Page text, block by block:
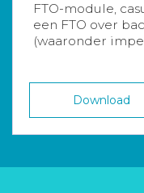
FTO-module,
een FTO over
(waaronder
Download